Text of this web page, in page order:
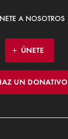
A NOSOTROS
ÚNETE
UN DONATIVO